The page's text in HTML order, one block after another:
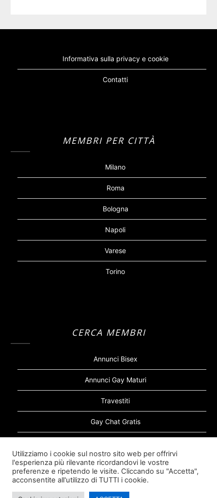
Informativa sulla privacy e cookie
Contatti
MEMBRI PER CITTÀ
Milano
Roma
Bologna
Napoli
Varese
Torino
CERCA MEMBRI
Annunci Bisex
Annunci Gay Maturi
Travestiti
Gay Chat Gratis
Sugar Daddy Gay
Utilizziamo i cookie sul nostro sito web per offrirvi
l'esperienza più rilevante ricordandovi le vostre
preferenze e ripetendo le visite. Cliccando su "Accetta",
acconsentite all'utilizzo di TUTTI i cookie.